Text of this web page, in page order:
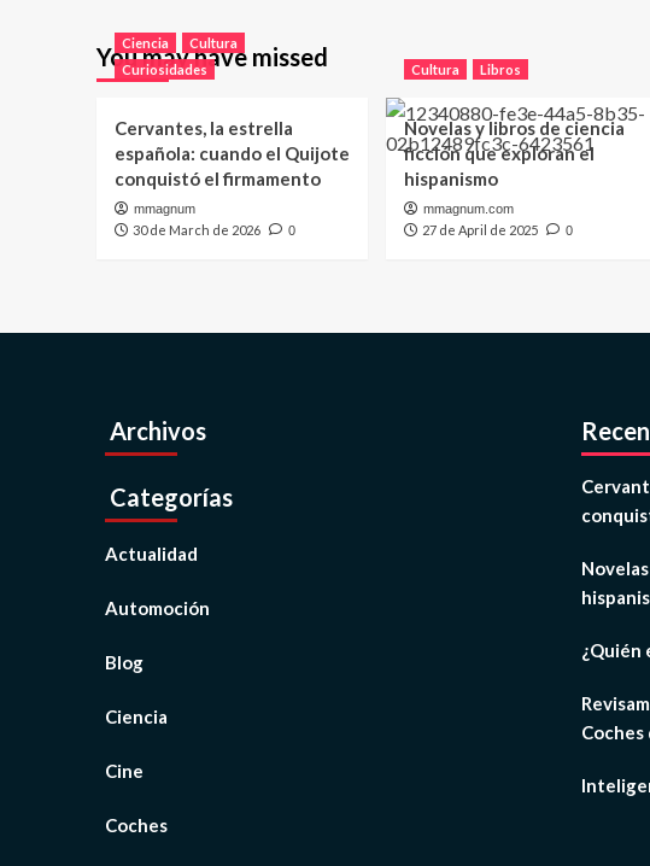
You may have missed
Ciencia
Cultura
Curiosidades
Cervantes, la estrella
española: cuando el Quijote
conquistó el firmamento
mmagnum
30 de March de 2026 0
Cultura Libros
Novelas y libros de ciencia
ficción que exploran el
hispanismo
mmagnum.com
27 de April de 2025 0
Archivos
Categorías
Actualidad
Automoción
Blog
Ciencia
Cine
Coches
¿Quién
Coches